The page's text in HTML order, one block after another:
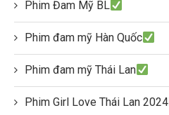
Phim Đam Mỹ BL
Phim đam mỹ Hàn Quốc
Phim đam mỹ Thái Lan
Phim Girl Love Thái Lan 2024